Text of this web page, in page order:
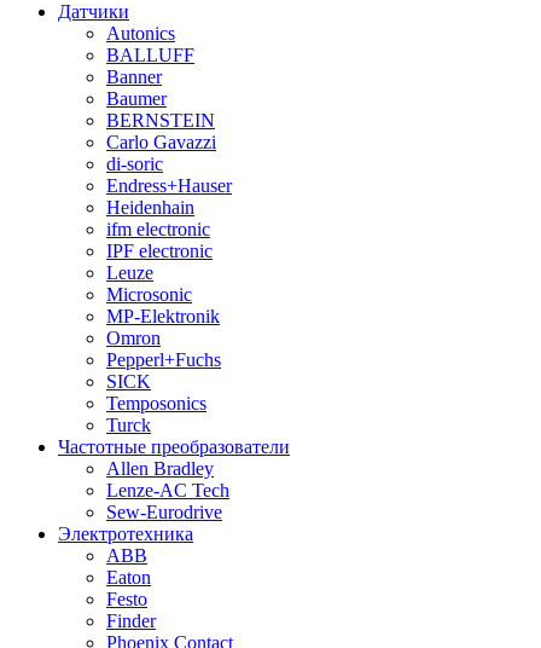
Датчики
Autonics
BALLUFF
Banner
Baumer
BERNSTEIN
Carlo Gavazzi
di-soric
Endress+Hauser
Heidenhain
ifm electronic
IPF electronic
Leuze
Microsonic
MP-Elektronik
Omron
Pepperl+Fuchs
SICK
Temposonics
Turck
Частотные преобразователи
Allen Bradley
Lenze-AC Tech
Sew-Eurodrive
Электротехника
ABB
Eaton
Festo
Finder
Phoenix Contact